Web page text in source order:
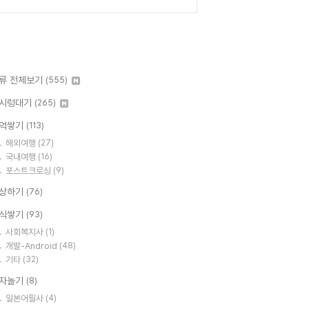
전체보기 (555)
렁대기 (265)
쌓기 (113)
해외여행 (27)
국내여행 (16)
포스트크로싱 (9)
하기 (76)
쌓기 (93)
사회복지사 (1)
개발-Android (48)
기타 (32)
놀기 (8)
일본어필사 (4)